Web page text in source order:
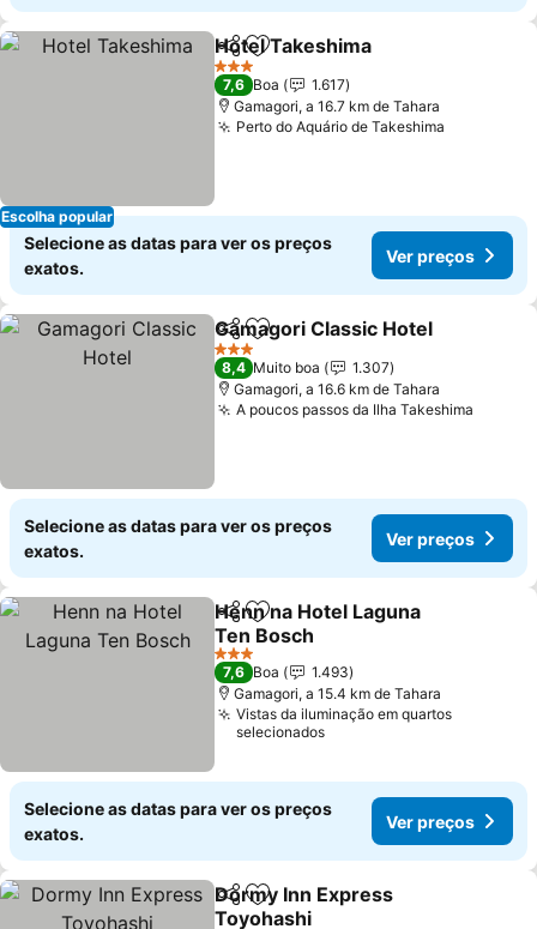
Escolha popular
PartilharAdicionar aos favoritos
Hotel Takeshima
3 Estrelas
7,6 Boa
1.617
Gamagori, a 16.7 km de Tahara
Perto do Aquário de Takeshima
Selecione as datas para ver os preços
exatos.
Ver preços
PartilharAdicionar aos favoritos
Gamagori Classic Hotel
3 Estrelas
8,4 Muito boa
1.307
Gamagori, a 16.6 km de Tahara
A poucos passos da Ilha Takeshima
Selecione as datas para ver os preços
exatos.
Ver preços
PartilharAdicionar aos favoritos
Henn na Hotel Laguna
Ten Bosch
3 Estrelas
7,6 Boa
1.493
Gamagori, a 15.4 km de Tahara
Vistas da iluminação em quartos
selecionados
Selecione as datas para ver os preços
exatos.
Ver preços
PartilharAdicionar aos favoritos
Dormy Inn Express
Toyohashi